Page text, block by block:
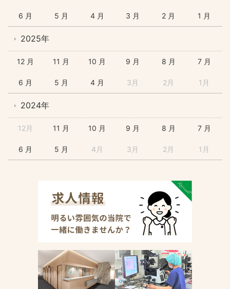
6 月 5 月 4 月 3 月 2 月 1 月
2025年
12 月 11 月 10 月 9 月 8 月 7 月
6 月 5 月 4 月 3月 2月 1月
2024年
12月 11 月 10 月 9 月 8 月 7 月
6 月 5 月 4月 3月 2月 1月